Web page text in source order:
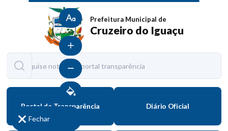
Tamanho normal
Aumentar fonte
Diminuir fonte
Fechar
Prefeitura Municipal de
Cruzeiro do Iguaçu
Portal da Transparência Diário Oficial